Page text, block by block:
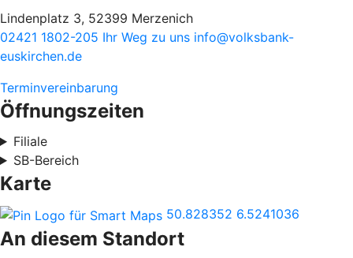
Lindenplatz 3, 52399 Merzenich
02421 1802-205 Ihr Weg zu uns info@volksbank-
euskirchen.de
Terminvereinbarung
Öffnungszeiten
Filiale
SB-Bereich
Karte
50.828352 6.5241036
An diesem Standort